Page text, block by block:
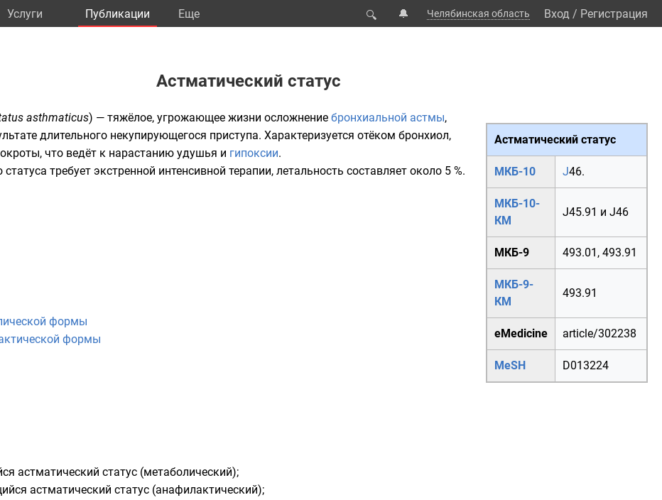
Услуги Публикации Eще 🔍 🔔 Челябинская область Вход / Регистрация
Астматический статус
Астматический статус
МКБ-10 J46.
МКБ-10-
КМ
J45.91 и J46
МКБ-9 493.01 , 493.91
МКБ-9-
КМ
493.91
eMedicine article/302238
MeSH D013224
asthmaticus) — тяжёлое, угрожающее жизни осложнение бронхиальной астмы,
длительного некупирующегося приступа. Характеризуется отёком бронхиол,
что ведёт к нарастанию удушья и гипоксии.
требует экстренной интенсивной терапии, летальность составляет около 5 %.
формы
формы
астматический статус (метаболический);
астматический статус (анафилактический);